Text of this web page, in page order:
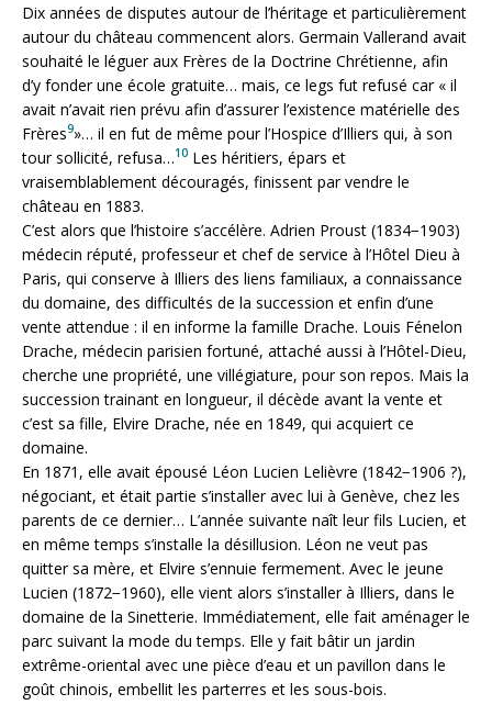
Dix années de disputes autour de l’héritage et particulièrement
autour du château commencent alors. Germain Vallerand avait
souhaité le léguer aux Frères de la Doctrine Chrétienne, afin
d’y fonder une école gratuite… mais, ce legs fut refusé car « il
avait n’avait rien prévu afin d’assurer l’existence matérielle des
Frères9»… il en fut de même pour l’Hospice d’Illiers qui, à son
tour sollicité, refusa…10 Les héritiers, épars et
vraisemblablement découragés, finissent par vendre le
château en 1883.
C’est alors que l’histoire s’accélère. Adrien Proust (1834−1903)
médecin réputé, professeur et chef de service à l’Hôtel Dieu à
Paris, qui conserve à Illiers des liens familiaux, a connaissance
du domaine, des difficultés de la succession et enfin d’une
vente attendue : il en informe la famille Drache. Louis Fénelon
Drache, médecin parisien fortuné, attaché aussi à l’Hôtel-Dieu,
cherche une propriété, une villégiature, pour son repos. Mais la
succession trainant en longueur, il décède avant la vente et
c’est sa fille, Elvire Drache, née en 1849, qui acquiert ce
domaine.
En 1871, elle avait épousé Léon Lucien Lelièvre (1842−1906 ?),
négociant, et était partie s’installer avec lui à Genève, chez les
parents de ce dernier… L’année suivante naît leur fils Lucien, et
en même temps s’installe la désillusion. Léon ne veut pas
quitter sa mère, et Elvire s’ennuie fermement. Avec le jeune
Lucien (1872−1960), elle vient alors s’installer à Illiers, dans le
domaine de la Sinetterie. Immédiatement, elle fait aménager le
parc suivant la mode du temps. Elle y fait bâtir un jardin
extrême-oriental avec une pièce d’eau et un pavillon dans le
goût chinois, embellit les parterres et les sous-bois.